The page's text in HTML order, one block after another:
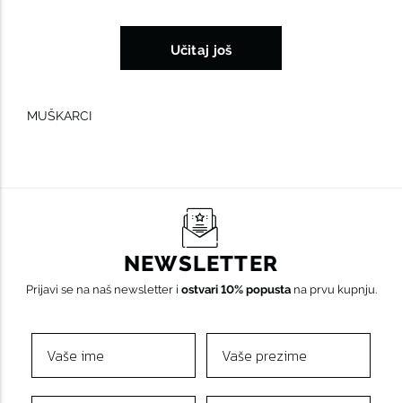
Učitaj još
MUŠKARCI
NEWSLETTER
Prijavi se na naš newsletter i ostvari 10% popustana prvu kupnju.